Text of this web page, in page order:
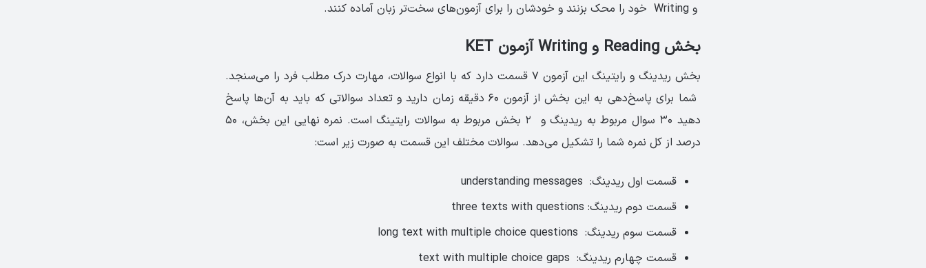
و Writing خود را محک بزنند و خودشان را برای آزمون‌های سخت‌تر زبان آماده کنند.
بخش Reading و Writing آزمون KET
بخش ریدینگ و رایتینگ این آزمون ۷ قسمت دارد که با انواع سوالات، مهارت درک مطلب فرد را می‌سنجد.
شما برای پاسخ‌دهی به این بخش از آزمون ۶۰ دقیقه زمان دارید و تعداد سوالاتی که باید به آن‌ها پاسخ
دهید ۳۰ سوال مربوط به ریدینگ و ۲ بخش مربوط به سوالات رایتینگ است. نمره نهایی این بخش، ۵۰
درصد از کل نمره شما را تشکیل می‌دهد. سوالات مختلف این قسمت به صورت زیر است:
قسمت اول ریدینگ: understanding messages
قسمت دوم ریدینگ: three texts with questions
قسمت سوم ریدینگ: long text with multiple choice questions
قسمت چهارم ریدینگ: text with multiple choice gaps